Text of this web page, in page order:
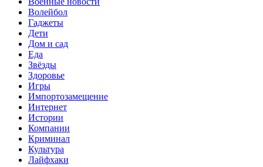
Волейбол
Гаджеты
Дети
Дом и сад
Еда
Звёзды
Здоровье
Игры
Импортозамещение
Интернет
Истории
Компании
Криминал
Культура
Лайфхаки